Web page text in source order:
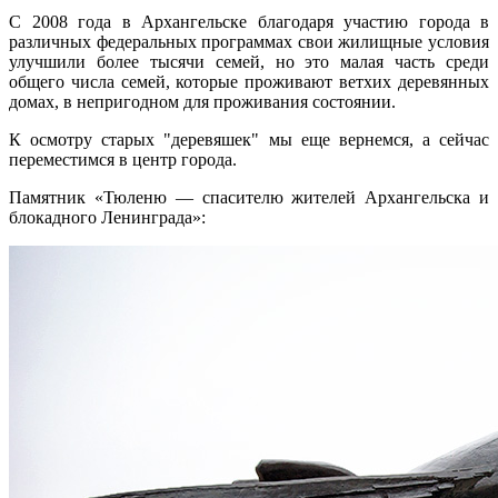
С 2008 года в Архангельске благодаря участию города в
различных федеральных программах свои жилищные условия
улучшили более тысячи семей, но это малая часть среди
общего числа семей, которые проживают ветхих деревянных
домах, в непригодном для проживания состоянии.
К осмотру старых "деревяшек" мы еще вернемся, а сейчас
переместимся в центр города.
Памятник «Тюленю — спасителю жителей Архангельска и
блокадного Ленинграда»: